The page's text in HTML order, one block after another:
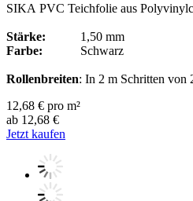
SIKA PVC Teichfolie aus
Stärke: 1,50 mm
Farbe: Schwarz
Rollenbreiten: In 2 m Schritten von
12,68 € pro m²
ab 12,68 €
Jetzt kaufen